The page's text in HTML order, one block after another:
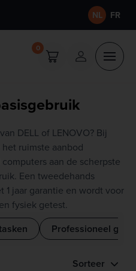
NL FR
0
DELL of LENOVO? Bij
ruimste aanbod
aan de scherpste
Een tweedehands
jaar garantie en wordt voor
fysiek getest.
Professioneel
Sorteer